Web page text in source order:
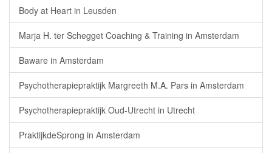
Body at Heart in Leusden
Marja H. ter Schegget Coaching & Training in Amsterdam
Baware in Amsterdam
Psychotherapiepraktijk Margreeth M.A. Pars in Amsterdam
Psychotherapiepraktijk Oud-Utrecht in Utrecht
PraktijkdeSprong in Amsterdam